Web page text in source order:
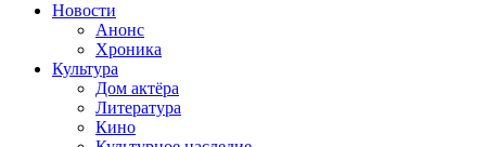
Новости
Анонс
Хроника
Культура
Дом актёра
Литература
Кино